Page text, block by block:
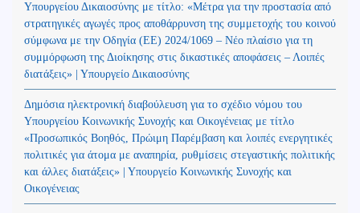
Υπουργείου Δικαιοσύνης με τίτλο: «Μέτρα για την προστασία από
στρατηγικές αγωγές προς αποθάρρυνση της συμμετοχής του κοινού
σύμφωνα με την Οδηγία (ΕΕ) 2024/1069 – Νέο πλαίσιο για τη
συμμόρφωση της Διοίκησης στις δικαστικές αποφάσεις – Λοιπές
διατάξεις» | Υπουργείο Δικαιοσύνης
Δημόσια ηλεκτρονική διαβούλευση για το σχέδιο νόμου του
Υπουργείου Κοινωνικής Συνοχής και Οικογένειας με τίτλο
«Προσωπικός Βοηθός, Πρώιμη Παρέμβαση και λοιπές ενεργητικές
πολιτικές για άτομα με αναπηρία, ρυθμίσεις στεγαστικής πολιτικής
και άλλες διατάξεις» | Υπουργείο Κοινωνικής Συνοχής και
Οικογένειας